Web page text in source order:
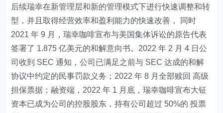
后续瑞幸在新管理层和新的管理模式下进行快速调整和转
型，并且取得经营效率和盈利能力的快速改善， 同时
2021 年 9 月，瑞幸咖啡宣布与美国集体诉讼的原告代表
签署了 1.875 亿美元的和解意向书。2022 年 2 月 4 日公
司收到 SEC 通知，公司已满足之前与 SEC 达成的和解
协议中约定的民事罚款义务；2022 年 8 月全部赎回 高级
担保票据；融资端，2022 年 1 月底，瑞幸咖啡宣布大钲
资本已成为公司的控股股东，持有公司超过 50%的 投票